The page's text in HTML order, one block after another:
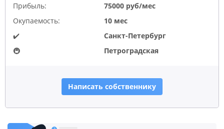
Прибыль:
75000 руб/мес
Окупаемость:
10 мес
✔️
Санкт-Петербург
🚇
Петроградская
Написать собственнику